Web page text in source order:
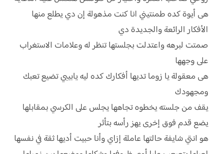
هى أيوة كده طمنتيني انا كنت مذهولة إن دي يطلع منها
الأفكار الرائعة والجديدة دي
صمتت لبرهه واعتدلت بجلستها تنظر له وعلامات الاستغراب
على وجهها
هى معقولة يا زوما تديها أفكارك كده ليه يابيبي تضيع تعبك
ومجهودك
يقف من جلسته يخطوه تجاهها يجلس على الكرسي بمقابلها
يضع قدم فوق إخرى يهز رأسه بتأثر
هو انتي شايفة حالتها عاملة إزاي وأنا حبيت أديها ثقة في نفسها